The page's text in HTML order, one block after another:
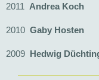
2011 Andrea Koch
2010 Gaby Hosten
2009 Hedwig